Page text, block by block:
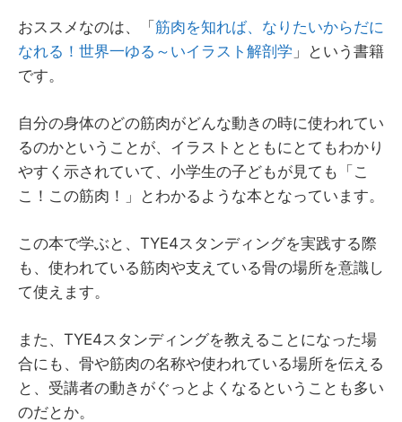
おススメなのは、「筋肉を知れば、なりたいからだに
なれる！世界一ゆる～いイラスト解剖学 」という書籍
です。
自分の身体のどの筋肉がどんな動きの時に使われてい
るのかということが、イラストとともにとてもわかり
やすく示されていて、小学生の子どもが見ても「こ
こ！この筋肉！」とわかるような本となっています。
この本で学ぶと、TYE4スタンディングを実践する際
も、使われている筋肉や支えている骨の場所を意識し
て使えます。
また、TYE4スタンディングを教えることになった場
合にも、骨や筋肉の名称や使われている場所を伝える
と、受講者の動きがぐっとよくなるということも多い
のだとか。